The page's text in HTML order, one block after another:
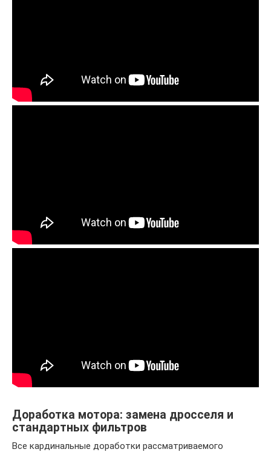
Доработка мотора: замена дросселя и
стандартных фильтров
Все кардинальные доработки рассматриваемого